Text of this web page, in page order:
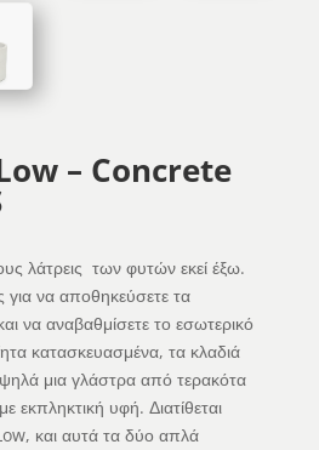
– Concrete
λάτρεις των φυτών εκεί έξω.
για να αποθηκεύσετε τα
να αναβαθμίσετε το εσωτερικό
κατασκευασμένα, τα κλαδιά
μια γλάστρα από τερακότα
εκπληκτική υφή. Διατίθεται
και αυτά τα δύο απλά